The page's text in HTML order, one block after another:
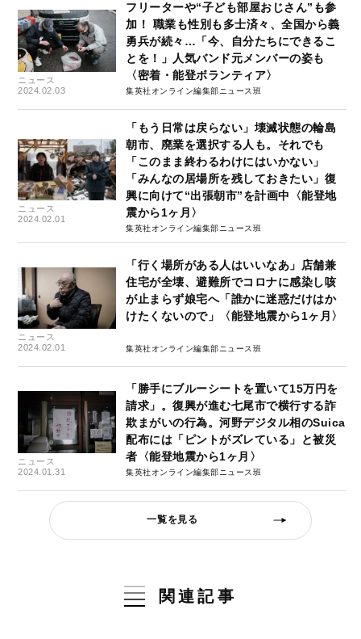
ニュース
2024.02.03
フリーターや“子ども部屋おじさん”も参
加！ 職業も性別も多士済々、全国から義
勇兵が続々…「今、自分たちにできるこ
とを！」人気バンド元メンバーの姿も
〈密着・能登ボランティア〉
集英社オンライン編集部ニュース班
ニュース
2024.02.01
「もう日常は戻らない」壊滅状態の輪島
朝市、廃業を選択する人も。それでも
「このまま終わるわけにはいかない」
「みんなの居場所を残しておきたい」復
興に向けて“出張朝市”を計画中〈能登地
震から1ヶ月〉
集英社オンライン編集部ニュース班
ニュース
2024.02.01
「行く場所がある人はいいなあ」店舗兼
住宅が全壊、避難所でコロナに感染し咳
が止まらず娘宅へ「誰かに迷惑だけはか
けたくないので」〈能登地震から1ヶ月〉
集英社オンライン編集部ニュース班
ニュース
2024.01.31
「勝手にブルーシートを置いて15万円を
請求」。復興が進む七尾市で横行する詐
欺まがいの行為。河野デジタル相のSuica
配布には「ピントがズレている」と被災
者〈能登地震から1ヶ月〉
集英社オンライン編集部ニュース班
一覧を見る
関連記事